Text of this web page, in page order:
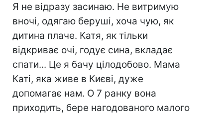
Я не відразу засинаю. Не витримую
вночі, одягаю беруші, хоча чую, як
дитина плаче. Катя, як тільки
відкриває очі, годує сина, вкладає
спати... Це я бачу цілодобово. Мама
Каті, яка живе в Києві, дуже
допомагає нам. О 7 ранку вона
приходить, бере нагодованого малого